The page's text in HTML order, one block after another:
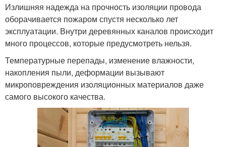
Излишняя надежда на прочность изоляции провода
оборачивается пожаром спустя несколько лет
эксплуатации. Внутри деревянных каналов происходит
много процессов, которые предусмотреть нельзя.
Температурные перепады, изменение влажности,
накопления пыли, деформации вызывают
микроповреждения изоляционных материалов даже
самого высокого качества.